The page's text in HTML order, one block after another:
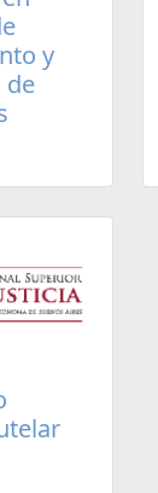
y
de